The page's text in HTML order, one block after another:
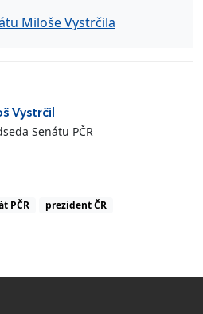
Miloše Vystrčila
Vystrčil
Senátu PČR
PČR
prezident ČR